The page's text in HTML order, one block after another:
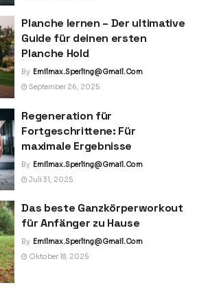
Planche lernen – Der ultimative
Guide für deinen ersten
Planche Hold
By Emilmax.sperling@gmail.com
September 26, 2025
Regeneration für
Fortgeschrittene: Für
maximale Ergebnisse
By Emilmax.sperling@gmail.com
Juli 31, 2025
Das beste Ganzkörperworkout
für Anfänger zu Hause
By Emilmax.sperling@gmail.com
Oktober 18, 2025